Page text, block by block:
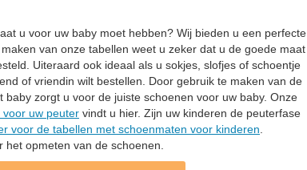
u voor uw baby moet hebben? Wij bieden u een perfecte
van onze tabellen weet u zeker dat u de goede maat
Uiteraard ook ideaal als u sokjes, slofjes of schoentje
of vriendin wilt bestellen. Door gebruik te maken van de
baby zorgt u voor de juiste schoenen voor uw baby. Onze
uw peuter vindt u hier. Zijn uw kinderen de peuterfase
voor de tabellen met schoenmaten voor kinderen
het opmeten van de schoenen.